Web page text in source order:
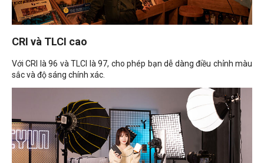
CRI và TLCI cao
Với CRI là 96 và TLCI là 97, cho phép bạn dễ dàng điều chỉnh màu
sắc và độ sáng chính xác.